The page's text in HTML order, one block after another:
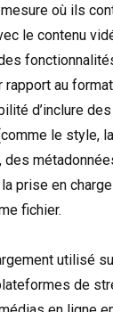
où ils
le contenu
rapport au format
d’inclure
le style,
des
prise en
fichier.
utilisé
de